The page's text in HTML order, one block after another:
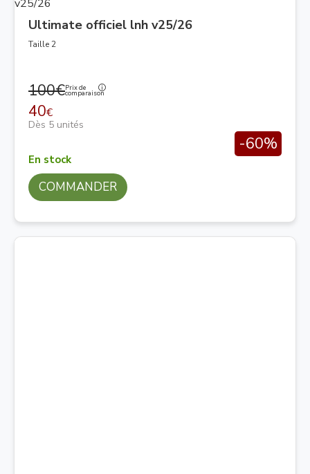
Ultimate officiel lnh v25/26
Taille 2
100€Prix de
comparaison
40€
Dès 5 unités
-60%
En stock
COMMANDER